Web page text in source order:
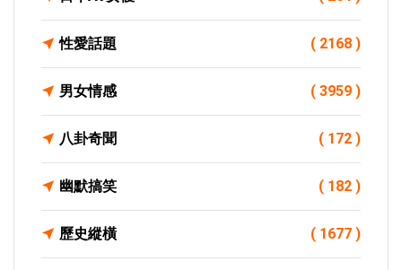
性愛話題 ( 2168 )
男女情感 ( 3959 )
八卦奇聞 ( 172 )
幽默搞笑 ( 182 )
歷史縱橫 ( 1677 )